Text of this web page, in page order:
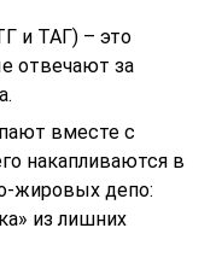
и ТАГ) – это
отвечают за
вместе с
накапливаются в
жировых депо:
из лишних